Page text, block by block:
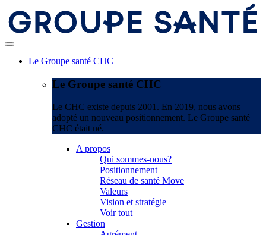
Le Groupe santé CHC
Le Groupe santé CHC
Le CHC existe depuis 2001. En 2019, nous avons
adopté un nouveau positionnement. Le Groupe santé
CHC était né.
A propos
Qui sommes-nous?
Positionnement
Réseau de santé Move
Valeurs
Vision et stratégie
Voir tout
Gestion